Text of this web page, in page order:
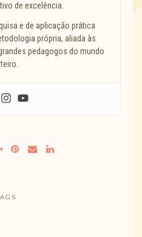
de excelência.
e de aplicação prática
própria, aliada às
pedagogos do mundo